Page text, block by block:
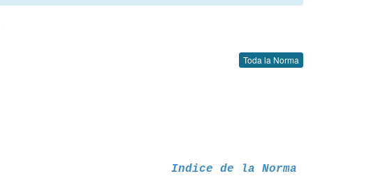
Toda la Norma
Indice de la Norma